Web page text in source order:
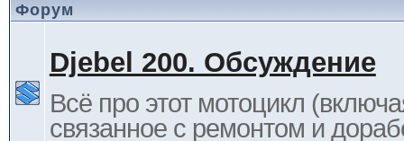
Форум
Djebel 200. Обсуждение
Всё про этот мотоцикл
связанное с ремонтом и